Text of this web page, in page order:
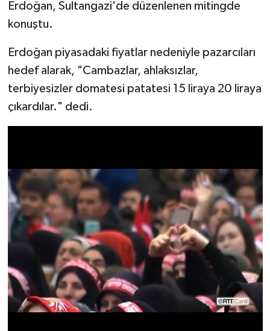
Erdoğan, Sultangazi'de düzenlenen mitingde
konuştu.
Erdoğan piyasadaki fiyatlar nedeniyle pazarcıları
hedef alarak, "Cambazlar, ahlaksızlar,
terbiyesizler domatesi patatesi 15 liraya 20 liraya
çıkardılar." dedi.